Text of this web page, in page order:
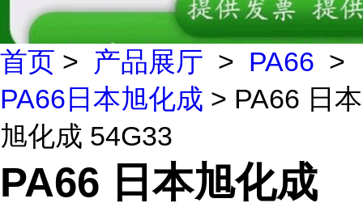
首页 > 产品展厅 > PA66 >
PA66日本旭化成 > PA66 日本
旭化成 54G33
PA66 日本旭化成